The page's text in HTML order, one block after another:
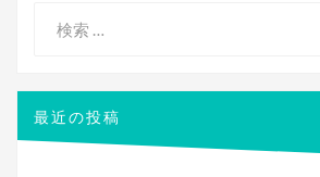
象:
最近の投稿